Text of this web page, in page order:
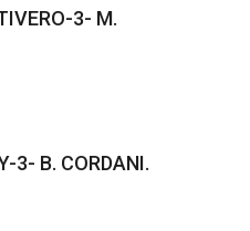
3- M.
3- B. CORDANI.